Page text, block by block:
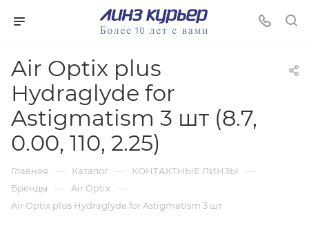
Air Optix plus
Hydraglyde for
Astigmatism 3 шт (8.7,
0.00, 110, 2.25)
Главная — Каталог — КОНТАКТНЫЕ ЛИНЗЫ —
Бренды — Air Optix —
Air Optix plus Hydraglyde for Astigmatism 3 шт